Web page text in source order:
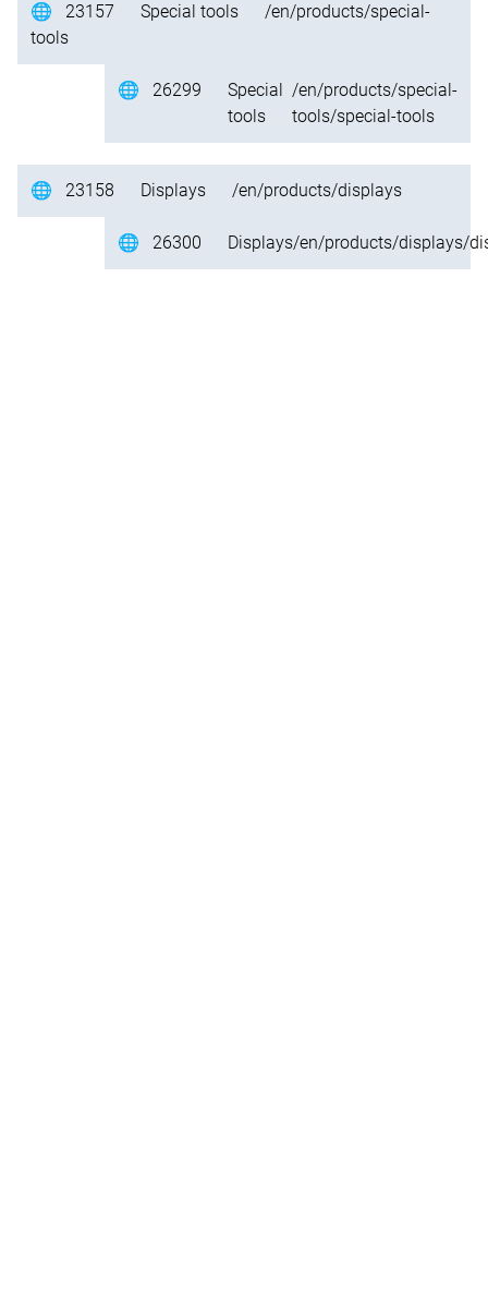
🌐 23157 Special tools
/en/products/special-
tools
🌐 26299
Special
tools
/en/products/special-
tools/special-tools
🌐 23158 Displays /en/products/displays
🌐 26300 Displays/en/products/displays/